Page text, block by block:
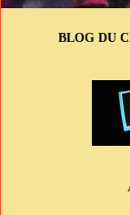
BLOG DU